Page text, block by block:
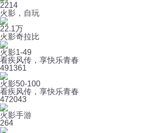
2214
火影，自玩
22.1万
火影奇拉比
火影1-49
看疾风传，享快乐青春
491361
火影50-100
看疾风传，享快乐青春
472043
火影手游
264